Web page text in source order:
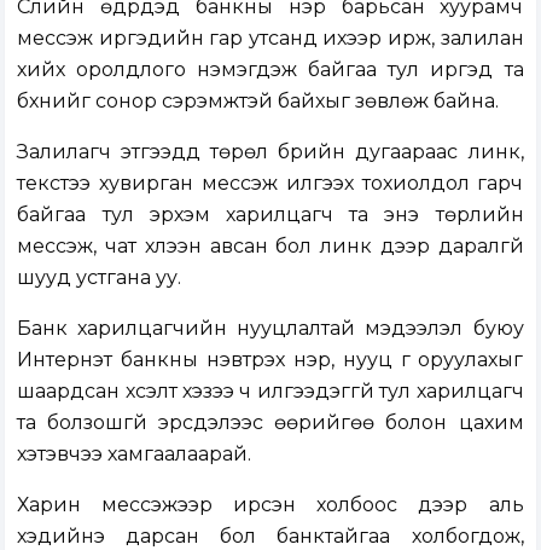
Сүүлийн өдрүүдэд банкны нэр барьсан хуурамч
мессэж иргэдийн гар утсанд ихээр ирж, залилан
хийх оролдлого нэмэгдэж байгаа тул иргэд та
бүхнийг сонор сэрэмжтэй байхыг зөвлөж байна.
Залилагч этгээдүүд төрөл бүрийн дугаараас линк,
текстээ хувирган мессэж илгээх тохиолдол гарч
байгаа тул эрхэм харилцагч та энэ төрлийн
мессэж, чат хүлээн авсан бол линк дээр даралгүй
шууд устгана уу.
Банк харилцагчийн нууцлалтай мэдээлэл буюу
Интернэт банкны нэвтрэх нэр, нууц үг оруулахыг
шаардсан хүсэлт хэзээ ч илгээдэггүй тул харилцагч
та болзошгүй эрсдэлээс өөрийгөө болон цахим
хэтэвчээ хамгаалаарай.
Харин мессэжээр ирсэн холбоос дээр аль
хэдийнэ дарсан бол банктайгаа холбогдож,